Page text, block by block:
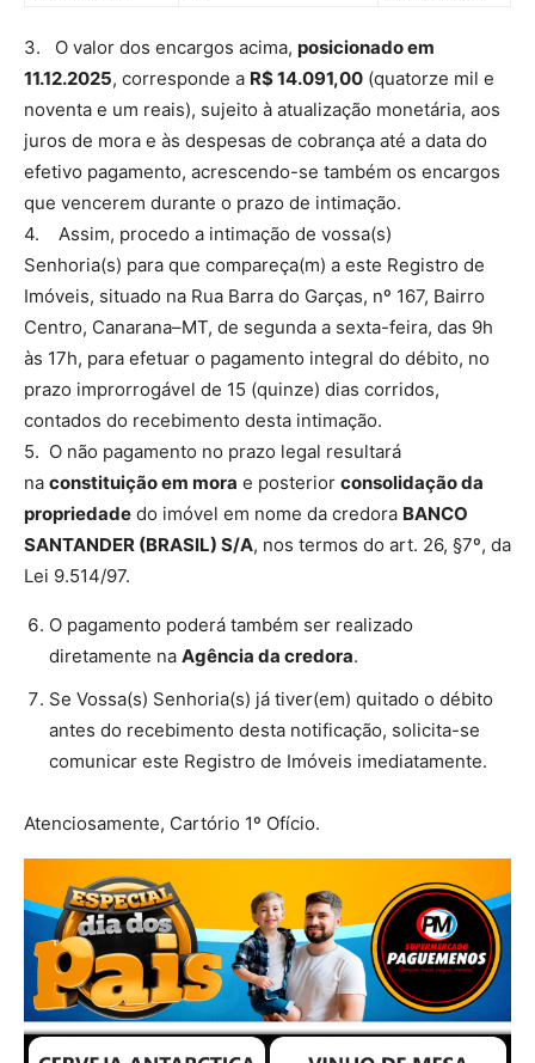
3. O valor dos encargos acima, posicionado em
11.12.2025, corresponde a R$ 14.091,00 (quatorze mil e
noventa e um reais), sujeito à atualização monetária, aos
juros de mora e às despesas de cobrança até a data do
efetivo pagamento, acrescendo-se também os encargos
que vencerem durante o prazo de intimação.
4. Assim, procedo a intimação de vossa(s)
Senhoria(s) para que compareça(m) a este Registro de
Imóveis, situado na Rua Barra do Garças, nº 167, Bairro
Centro, Canarana–MT, de segunda a sexta-feira, das 9h
às 17h, para efetuar o pagamento integral do débito, no
prazo improrrogável de 15 (quinze) dias corridos,
contados do recebimento desta intimação.
5. O não pagamento no prazo legal resultará
na constituição em mora e posterior consolidação da
propriedade do imóvel em nome da credora BANCO
SANTANDER (BRASIL) S/A, nos termos do art. 26, §7º, da
Lei 9.514/97.
O pagamento poderá também ser realizado
diretamente na Agência da credora.
Se Vossa(s) Senhoria(s) já tiver(em) quitado o débito
antes do recebimento desta notificação, solicita-se
comunicar este Registro de Imóveis imediatamente.
Atenciosamente, Cartório 1º Ofício.